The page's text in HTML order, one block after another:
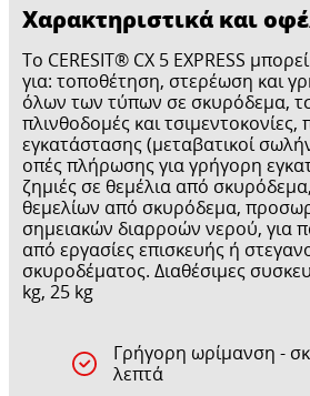
Χαρακτηριστικά και
Το CERESIT® CX 5 EXPRESS
για: τοποθέτηση, στερέωση και
όλων των τύπων σε σκυρόδεμα,
πλινθοδομές και τσιμεντοκονίες,
εγκατάστασης (μεταβατικοί
οπές πλήρωσης για γρήγορη
ζημιές σε θεμέλια από
θεμελίων από σκυρόδεμα,
σημειακών διαρροών νερού, για
από εργασίες επισκευής ή
σκυροδέματος. Διαθέσιμες
kg, 25 kg
Γρήγορη ωρίμανση -
λεπτά